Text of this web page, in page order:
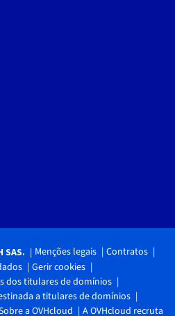
SAS. Menções legais
Contratos
Gerir cookies
dos titulares de domínios
a titulares de domínios
a OVHcloud A OVHcloud recruta